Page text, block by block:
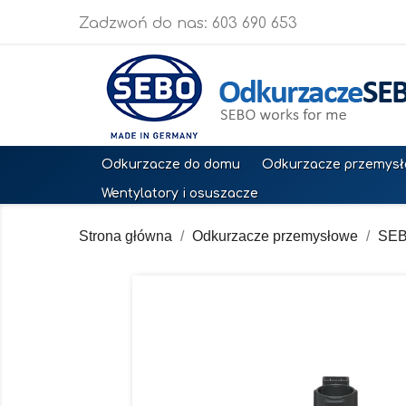
Zadzwoń do nas: 603 690 653
Odkurzacze do domu Odkurzacze
Wentylatory i osuszacze
Strona główna Odkurzacze przemysłowe